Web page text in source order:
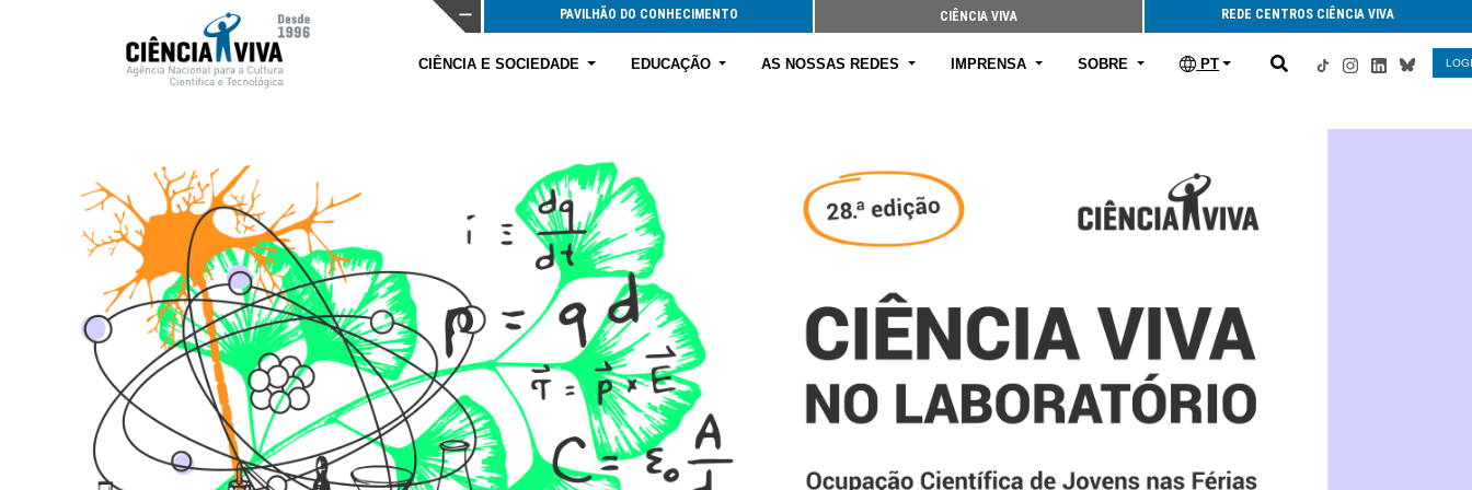
PAVILHÃO DO CONHECIMENTO CIÊNCIA VIVA REDE CENTROS CIÊNCIA VIVA
CIÊNCIA E SOCIEDADE EDUCAÇÃO AS NOSSAS REDES IMPRENSA SOBRE PT